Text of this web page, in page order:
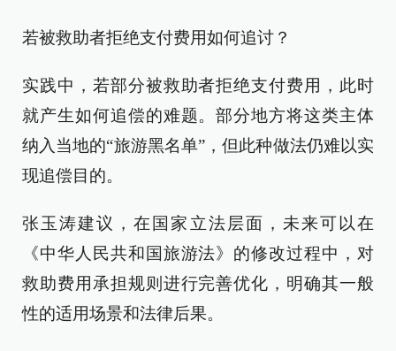
若被救助者拒绝支付费用如何追讨？
实践中，若部分被救助者拒绝支付费用，此时
就产生如何追偿的难题。部分地方将这类主体
纳入当地的“旅游黑名单”，但此种做法仍难以实
现追偿目的。
张玉涛建议，在国家立法层面，未来可以在
《中华人民共和国旅游法》的修改过程中，对
救助费用承担规则进行完善优化，明确其一般
性的适用场景和法律后果。